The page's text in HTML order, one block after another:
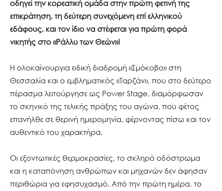
οδηγεί την κορεατική ομάδα στηνπρώτη φετινή της
επικράτηση, τη δεύτερη συνεχόμενη επί ελληνικού
εδάφους, και τον ίδιο να στέφεται για πρώτη φορά
νικητής στο «Ράλλυ των Θεών»!
Η ολοκαίνουργια ειδική διαδρομή «Σμόκοβο» στη
Θεσσαλία και ο εμβληματικός «Ταρζάν», που στο δεύτερο
πέρασμα λειτούργησε ως Power Stage, διαμόρφωσαν
το σκηνικό της τελικής πράξης του αγώνα, που φέτος
επανήλθε σε θερινή ημερομηνία, φέρνοντας πίσω και τον
αυθεντικό του χαρακτήρα.
Οι εξοντωτικές θερμοκρασίες, το σκληρό οδόστρωμα
και η καταπόνηση ανθρώπων και μηχανών δεν άφησαν
περιθώρια για εφησυχασμό. Από την πρώτη ημέρα, το